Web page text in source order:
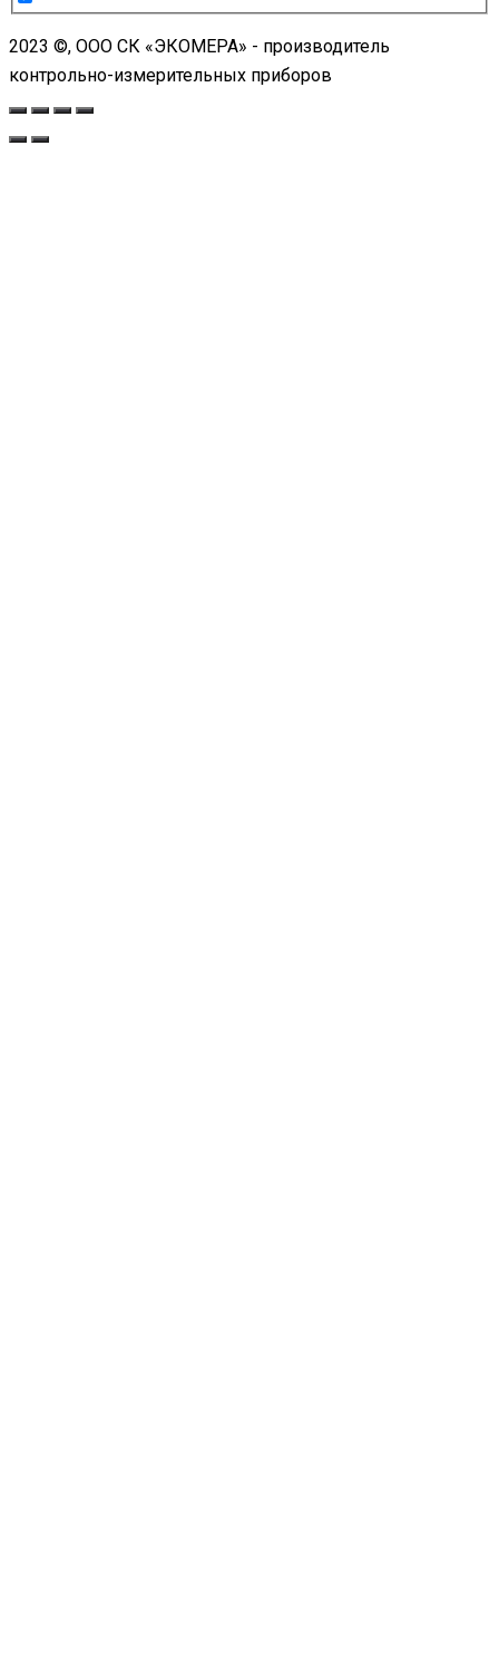
2023 ©, ООО СК «ЭКОМЕРА» - производитель
контрольно-измерительных приборов